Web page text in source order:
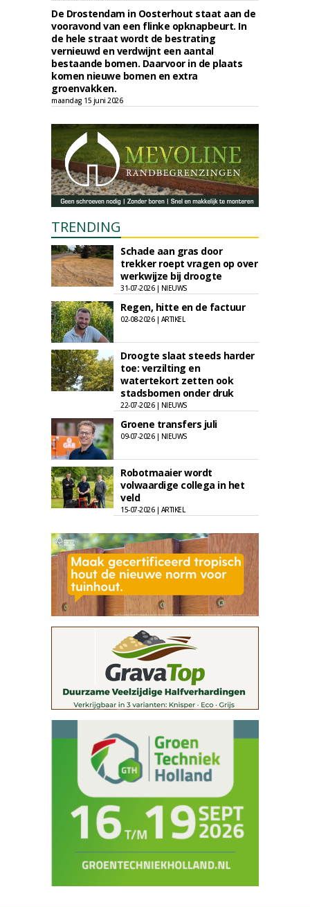
De Drostendam in Oosterhout staat aan de
vooravond van een flinke opknapbeurt. In
de hele straat wordt de bestrating
vernieuwd en verdwijnt een aantal
bestaande bomen. Daarvoor in de plaats
komen nieuwe bomen en extra
groenvakken.
maandag 15 juni 2026
TRENDING
Schade aan gras door
trekker roept vragen op over
werkwijze bij droogte
31-07-2026 | NIEUWS
Regen, hitte en de factuur
02-08-2026 | ARTIKEL
Droogte slaat steeds harder
toe: verzilting en
watertekort zetten ook
stadsbomen onder druk
22-07-2026 | NIEUWS
Groene transfers juli
09-07-2026 | NIEUWS
Robotmaaier wordt
volwaardige collega in het
veld
15-07-2026 | ARTIKEL